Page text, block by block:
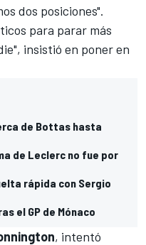
dos posiciones".
para parar más
insistió en poner en
de Bottas hasta
de Leclerc no fue por
rápida con Sergio
el GP de Mónaco
, intentó